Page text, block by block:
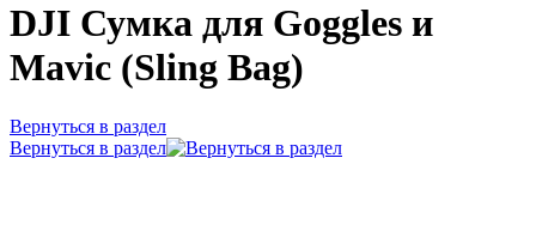
DJI Сумка для Goggles и
Mavic (Sling Bag)
Вернуться в раздел
Вернуться в раздел